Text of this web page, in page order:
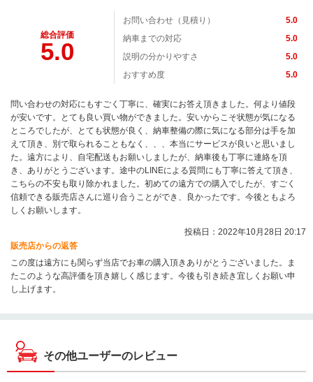
総合評価
5.0
お問い合わせ（見積り）
5.0
納車までの対応
5.0
説明の分かりやすさ
5.0
おすすめ度
5.0
問い合わせの対応にもすごく丁寧に、確実にお答え頂きました。何より値段
が安いです。とても良い買い物ができました。安いからこそ状態が気になる
ところでしたが、とても状態が良く、納車整備の際に気になる部分は手を加
えて頂き、別で取られることもなく、、、本当にサービスが良いと思いまし
た。遠方により、自宅配送もお願いしましたが、納車後も丁寧に連絡を頂
き、ありがとうございます。途中のLINEによる質問にも丁寧に答えて頂き、
こちらの不安も取り除かれました。初めての遠方での購入でしたが、すごく
信頼できる販売店さんに巡り合うことができ、良かったです。今後ともよろ
しくお願いします。
投稿日：2022年10月28日 20:17
販売店からの返答
この度は遠方にも関らず当店でお車の購入頂きありがとうございました。ま
たこのような高評価を頂き嬉しく感じます。今後も引き続き宜しくお願い申
し上げます。
その他ユーザーのレビュー